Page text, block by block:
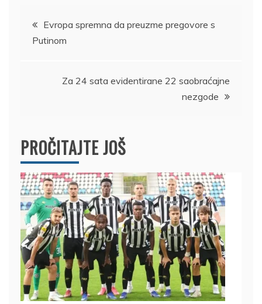
Kretanje
članka
Evropa spremna da preuzme pregovore s
Putinom
Za 24 sata evidentirane 22 saobraćajne
nezgode
PROČITAJTE JOŠ